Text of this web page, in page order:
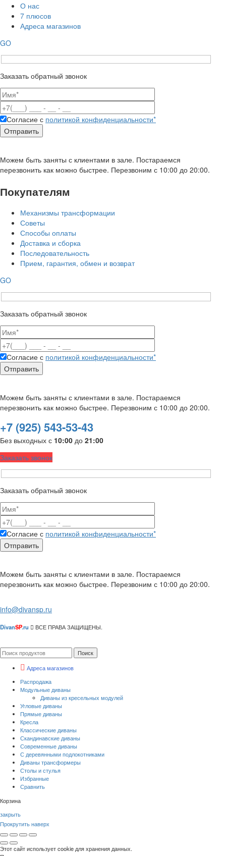
О нас
7 плюсов
Адреса магазинов
GO
Заказать обратный звонок
Согласие с политикой конфиденциальности*
Можем быть заняты с клиентами в зале. Постараемся
перезвонить как можно быстрее. Перезвоним с 10:00 до 20:00.
Покупателям
Механизмы трансформации
Советы
Способы оплаты
Доставка и сборка
Последовательность
Прием, гарантия, обмен и возврат
GO
Заказать обратный звонок
Согласие с политикой конфиденциальности*
Можем быть заняты с клиентами в зале. Постараемся
перезвонить как можно быстрее. Перезвоним с 10:00 до 20:00.
+7 (925) 543-53-43
Без выходных с 10:00 до 21:00
Заказать звонок
Заказать обратный звонок
Согласие с политикой конфиденциальности*
Можем быть заняты с клиентами в зале. Постараемся
перезвонить как можно быстрее. Перезвоним с 10:00 до 20:00.
info@divansp.ru
DivanSP.ru ВСЕ ПРАВА ЗАЩИЩЕНЫ.
Поиск
Адреса магазинов
Распродажа
Модульные диваны
Диваны из кресельных модулей
Угловые диваны
Прямые диваны
Кресла
Классические диваны
Скандинавские диваны
Современные диваны
С деревянными подлокотниками
Диваны трансформеры
Столы и стулья
Избранные
Сравнить
Корзина
закрыть
Прокрутить наверх
Этот сайт использует cookie для хранения данных.